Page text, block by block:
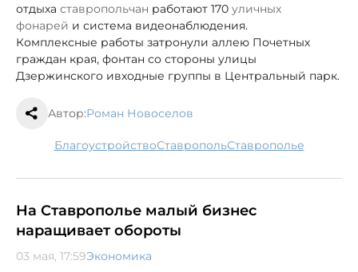
отдыха ставропольчан работают 170 уличных
фонарей и система видеонаблюдения.
Комплексные работы затронули аллею Почетных
граждан края, фонтан со стороны улицы
Дзержинского ивходные группы в Центральный парк.
Автор:Роман Новоселов
благоустройство Ставрополь Ставрополье
На Ставрополье малый бизнес
наращивает обороты
03 мая, 17:59Экономика